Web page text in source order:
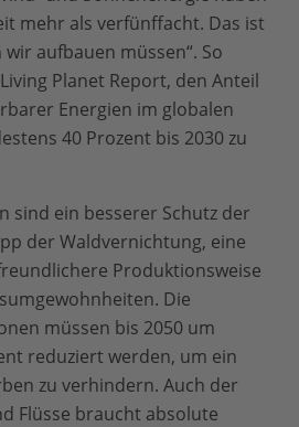
mehr als verfünffacht. Das ist
aufbauen müssen“. So
Planet Report, den Anteil
Energien im globalen
40 Prozent bis 2030 zu
sind ein besserer Schutz der
der Waldvernichtung, eine
Produktionsweise
Die
müssen bis 2050 um
reduziert werden, um ein
zu verhindern. Auch der
Flüsse braucht absolute